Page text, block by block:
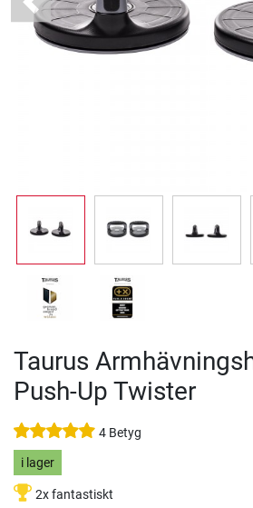
Previous
Taurus
Push-Up Twister
4 Betyg
i lager
2x fantastiskt